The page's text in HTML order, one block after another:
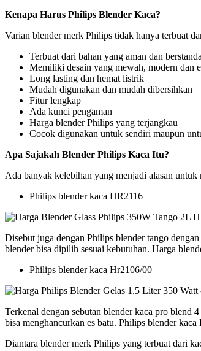
Kenapa Harus Philips Blender Kaca?
Varian blender merk Philips tidak hanya terbuat
Terbuat dari bahan yang aman dan
Memiliki desain yang mewah, modern dan
Long lasting dan hemat listrik
Mudah digunakan dan mudah dibersihkan
Fitur lengkap
Ada kunci pengaman
Harga blender Philips yang terjangkau
Cocok digunakan untuk sendiri maupun
Apa Sajakah Blender Philips Kaca Itu?
Ada banyak kelebihan yang menjadi alasan
Philips blender kaca HR2116
Disebut juga dengan Philips blender tango
blender bisa dipilih sesuai kebutuhan. Harga
Philips blender kaca Hr2106/00
Terkenal dengan sebutan blender kaca pro blend
bisa menghancurkan es batu. Philips blender
Diantara blender merk Philips yang terbuat dari